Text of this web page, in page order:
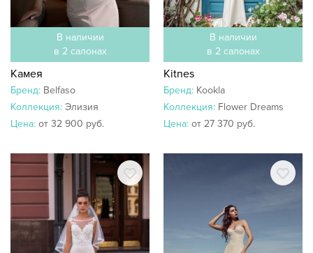
В наличии
в 2 салонах
Камея
Бренд: Belfaso
Коллекция: Элизия
Цена: от 32 900 руб.
В наличии
в 2 салонах
Kitnes
Бренд: Kookla
Коллекция: Flower Dreams
Цена: от 27 370 руб.